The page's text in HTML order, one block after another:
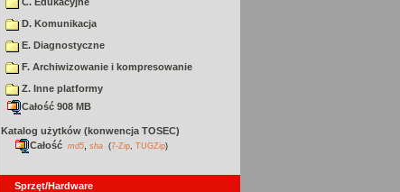
D. Komunikacja
E. Diagnostyczne
F. Archiwizowanie i kompresowanie
Z. Inne platformy
Całość 908 MB
Katalog użytków (konwencja TOSEC)
Całość md5 sha (7-Zip TUGZip)
Sprzęt/Hardware